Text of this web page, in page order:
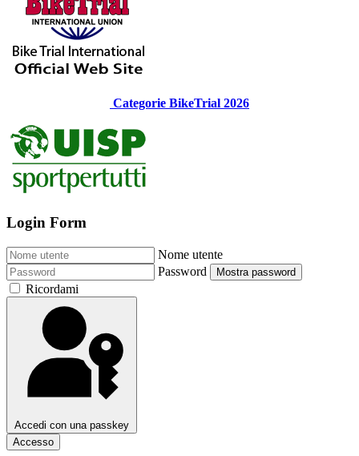
Categorie BikeTrial 2026
Login Form
Nome utente
Password
Mostra password
Ricordami
Accedi con una passkey
Accesso